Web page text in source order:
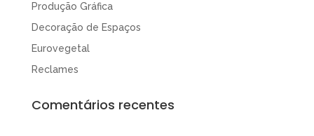
Produção Gráfica
Decoração de Espaços
Eurovegetal
Reclames
Comentários recentes